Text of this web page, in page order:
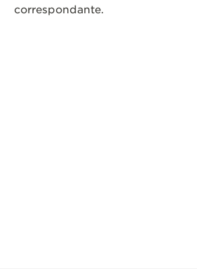
correspondante.